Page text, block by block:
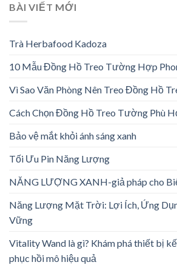
BÀI VIẾT MỚI
Trà Herbafood Kadoza
10 Mẫu Đồng Hồ Treo Tường Hợp
Vì Sao Văn Phòng Nên Treo Đồng Hồ
Cách Chọn Đồng Hồ Treo Tường Phù
Bảo vệ mắt khỏi ánh sáng xanh
Tối Ưu Pin Năng Lượng
NĂNG LƯỢNG XANH-giả pháp cho
Năng Lượng Mặt Trời: Lợi Ích, Ứng
Vững
Vitality Wand là gì? Khám phá thiết bị
phục hồi mô hiệu quả